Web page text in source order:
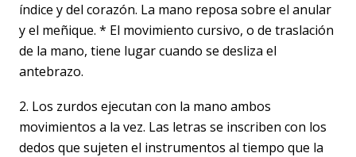
índice y del corazón. La mano reposa sobre el anular
y el meñique. * El movimiento cursivo, o de traslación
de la mano, tiene lugar cuando se desliza el
antebrazo.
2. Los zurdos ejecutan con la mano ambos
movimientos a la vez. Las letras se inscriben con los
dedos que sujeten el instrumentos al tiempo que la